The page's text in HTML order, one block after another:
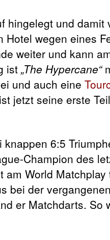
hingelegt und
wegen eines
weiter und kann
ist „The Hypercane“
und auch eine
jetzt seine erste
6:5
Champion des
World
bei der
er Matchdarts.